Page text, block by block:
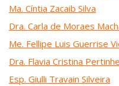
Ma. Cíntia Zacaib Silva
Dra. Carla de Moraes
Me. Fellipe Luis Guerrise
Dra. Flavia Cristina
Esp. Giulli Travain Silveira